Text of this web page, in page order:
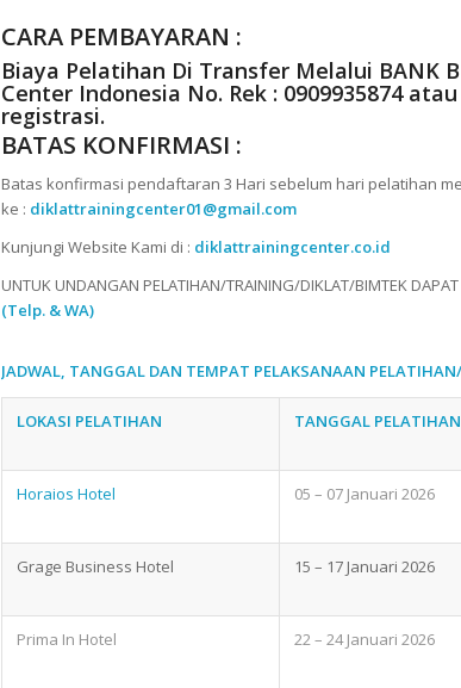
CARA PEMBAYARAN :
Biaya Pelatihan Di Transfer Melalui BANK
Center Indonesia No. Rek : 0909935874atau
registrasi.
BATAS KONFIRMASI :
Batas konfirmasi pendaftaran 3 Hari sebelum hari pelatihan
ke : diklattrainingcenter01@gmail.com
Kunjungi Website Kami di : diklattrainingcenter.co.id
UNTUK UNDANGAN PELATIHAN/TRAINING/DIKLAT/BIMTEK
(Telp. & WA)
JADWAL, TANGGAL DAN TEMPAT PELAKSANAAN
LOKASI PELATIHAN TANGGAL PELATIHAN
Horaios Hotel 05 – 07 Januari 2026
Grage Business Hotel 15 – 17 Januari 2026
Prima In Hotel 22 – 24 Januari 2026